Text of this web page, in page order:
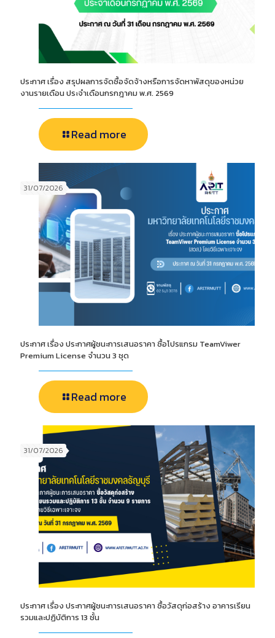
ประกาศ เรื่อง สรุปผลการจัดซื้อจัดจ้างหรือการจัดหาพัสดุของหน่วย
งานรายเดือน ประจำเดือนกรกฎาคม พ.ศ. 2569
Read more
31/07/2026
ประกาศ เรื่อง ประกาศผู้ชนะการเสนอราคา ซื้อโปรแกรม TeamViwer
Premium License จำนวน 3 ชุด
Read more
31/07/2026
ประกาศ เรื่อง ประกาศผู้ชนะการเสนอราคา ซื้อวัสดุก่อสร้าง อาคารเรียน
รวมและปฏิบัติการ 13 ชั้น